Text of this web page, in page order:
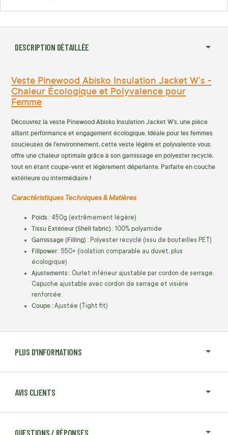
DESCRIPTION DÉTAILLÉE
PLUS D'INFORMATIONS
AVIS CLIENTS
QUESTIONS / RÉPONSES
Veste Pinewood Abisko Insulation Jacket W’s -
Chaleur Écologique et Polyvalence pour
Femme
Découvrez la veste Pinewood Abisko Insulation Jacket W’s, une pièce
alliant performance et engagement écologique. Idéale pour les femmes
soucieuses de l'environnement, cette veste légère et polyvalente vous
offre une chaleur optimale grâce à son garnissage en polyester recyclé,
tout en étant coupe-vent et légèrement déperlante. Parfaite en couche
extérieure ou intermédiaire !
Caractéristiques Techniques & Matières
Poids : 450g (extrêmement légère)
Tissu Extérieur (Shell fabric) : 100% polyamide
Garnissage (Filling) : Polyester recyclé (issu de bouteilles PET)
Fillpower : 550+ (isolation comparable au duvet, plus
écologique)
Ajustements : Ourlet inférieur ajustable par cordon de serrage.
Capuche ajustable avec cordon de serrage et visière
renforcée.
Coupe : Ajustée (Tight fit)